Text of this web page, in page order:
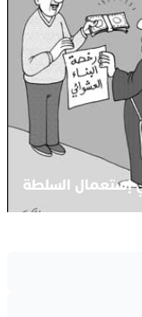
إستعمال السلطة